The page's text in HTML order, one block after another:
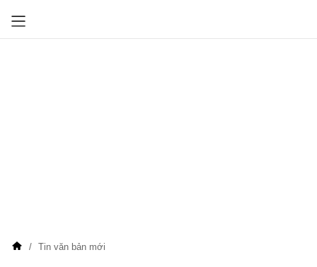
Tin văn bản mới